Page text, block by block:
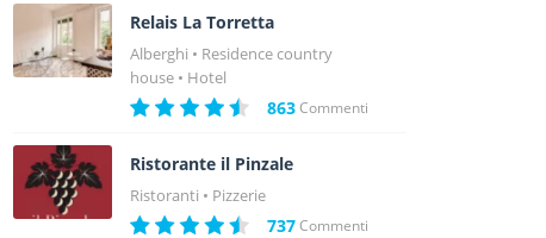
Relais La Torretta
Alberghi
Residence country
house
Hotel
863Commenti
Ristorante il Pinzale
Ristoranti Pizzerie
737Commenti